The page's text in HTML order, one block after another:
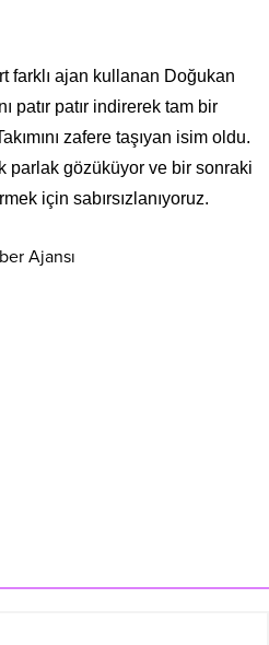
farklı ajan kullanan Doğukan
patır patır indirerek tam bir
zafere taşıyan isim oldu.
parlak gözüküyor ve bir sonraki
için sabırsızlanıyoruz.
Ajansı